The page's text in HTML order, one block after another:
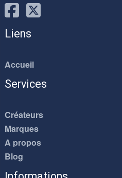
Liens
Accueil
Services
Créateurs
Marques
A propos
Blog